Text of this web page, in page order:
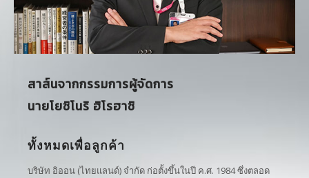
สาส์นจากกรรมการผู้จัดการ
นายโยชิโนริ ฮิโรฮาชิ
ทั้งหมดเพื่อลูกค้า
บริษัท อิออน (ไทยแลนด์) จำกัด ก่อตั้งขึ้นในปี ค.ศ. 1984 ซึ่งตลอด